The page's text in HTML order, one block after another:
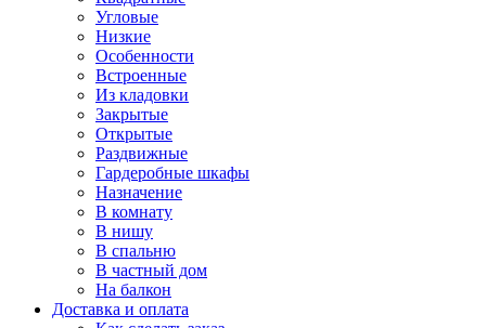
Угловые
Низкие
Особенности
Встроенные
Из кладовки
Закрытые
Открытые
Раздвижные
Гардеробные шкафы
Назначение
В комнату
В нишу
В спальню
В частный дом
На балкон
Доставка и оплата